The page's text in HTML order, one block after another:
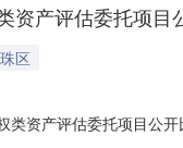
资产评估委托项目
区
类资产评估委托项目公